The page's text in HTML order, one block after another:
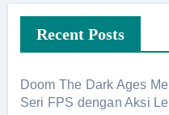
Recent Posts
Doom The Dark Ages
Seri FPS dengan Aksi